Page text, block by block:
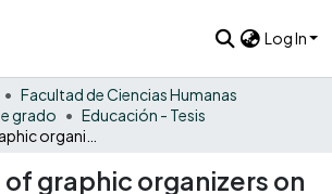
Log In
Facultad de Ciencias Humanas
grado
Educación - Tesis
graphic organizers on